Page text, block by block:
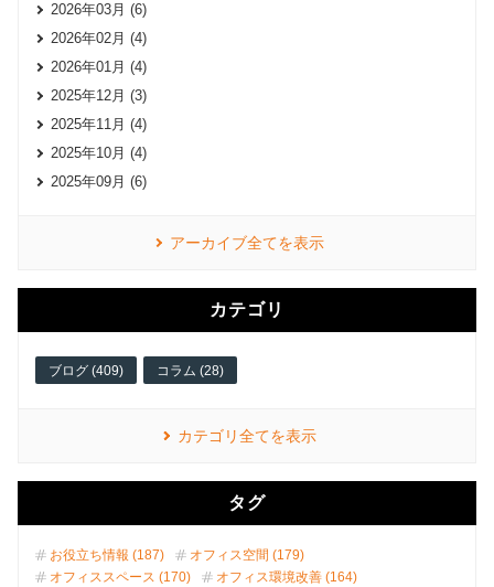
2026年03月 (6)
2026年02月 (4)
2026年01月 (4)
2025年12月 (3)
2025年11月 (4)
2025年10月 (4)
2025年09月 (6)
アーカイブ全てを表示
カテゴリ
ブログ (409) コラム (28)
カテゴリ全てを表示
タグ
お役立ち情報 (187)
オフィス空間 (179)
オフィススペース (170)
オフィス環境改善 (164)